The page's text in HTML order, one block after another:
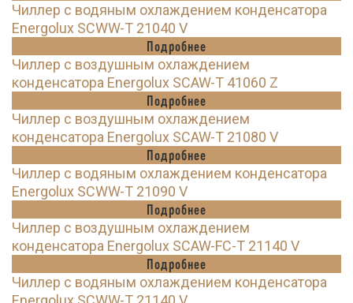
Чиллер с водяным охлаждением конденсатора
Energolux SCWW-T 21040 V
Подробнее
Чиллер с воздушным охлаждением
конденсатора Energolux SCAW-T 41060 Z
Подробнее
Чиллер с воздушным охлаждением
конденсатора Energolux SCAW-T 21080 V
Подробнее
Чиллер с водяным охлаждением конденсатора
Energolux SCWW-T 21090 V
Подробнее
Чиллер с воздушным охлаждением
конденсатора Energolux SCAW-FC-T 21140 V
Подробнее
Чиллер с водяным охлаждением конденсатора